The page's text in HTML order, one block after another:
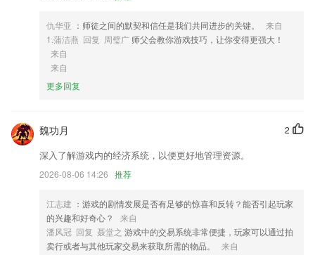
4,50个英语睡前故事，纯正美式发音，每天磨耳朵。
5,提取多部分RAR存档
6,极简风格界面，界面清爽简洁，享受舒适阅读体验；
1.最近，列表可方便地回顾已查找的单词
2.支撑使命式的必需课程使命、岗位包式的学习地图以及选修式公开课三
种学习模式
3.点读、连读等模式随心切换，自信开口说。
4.开启想象、语言、思维、注意、记忆、个性等多元智慧
5.解决交通、路程、拥堵;效率提高快 方便轻松,在家就可以陪练,帮助家
仇华亚 ：师徒之间的默契和信任是我们共同进步的关键。
来自
1.蒲洁燕 回复 周璧广 师父会教你游戏技巧，让你变得更强大！
来自
来自
更多回复
2
魏功月
深入了解游戏内的经济系统，以便更好地管理资源。
2026-08-06 14:26 推荐
江志建 ：游戏的剧情发展是否有足够的惊喜和反转？能否引起玩家
的兴趣和好奇心？
来自
潘风冠 回复 聂堂之 游戏中的交易系统非常便捷，玩家可以通过拍
卖行或者与其他玩家交易来获取所需的物品。
来自